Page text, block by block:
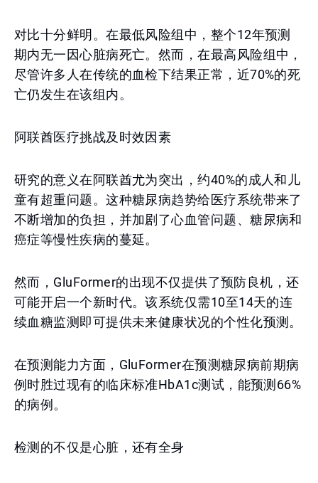
对比十分鲜明。在最低风险组中，整个12年预测
期内无一因心脏病死亡。然而，在最高风险组中，
尽管许多人在传统的血检下结果正常，近70%的死
亡仍发生在该组内。
阿联酋医疗挑战及时效因素
研究的意义在阿联酋尤为突出，约40%的成人和儿
童有超重问题。这种糖尿病趋势给医疗系统带来了
不断增加的负担，并加剧了心血管问题、糖尿病和
癌症等慢性疾病的蔓延。
然而，GluFormer的出现不仅提供了预防良机，还
可能开启一个新时代。该系统仅需10至14天的连
续血糖监测即可提供未来健康状况的个性化预测。
在预测能力方面，GluFormer在预测糖尿病前期病
例时胜过现有的临床标准HbA1c测试，能预测66%
的病例。
检测的不仅是心脏，还有全身